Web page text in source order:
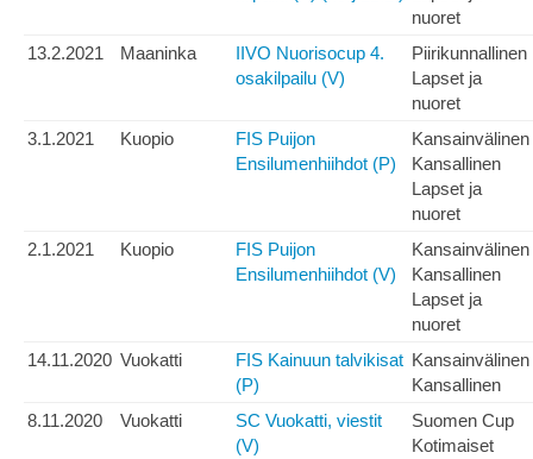
nuoret
13.2.2021
Maaninka
IIVO Nuorisocup 4.
osakilpailu (V)
Piirikunnallinen
Lapset ja
nuoret
3.1.2021
Kuopio
FIS Puijon
Ensilumenhiihdot (P)
Kansainvälinen
Kansallinen
Lapset ja
nuoret
2.1.2021
Kuopio
FIS Puijon
Ensilumenhiihdot (V)
Kansainvälinen
Kansallinen
Lapset ja
nuoret
14.11.2020 Vuokatti
FIS Kainuun talvikisat
(P)
Kansainvälinen
Kansallinen
8.11.2020
Vuokatti
SC Vuokatti, viestit
(V)
Suomen Cup
Kotimaiset